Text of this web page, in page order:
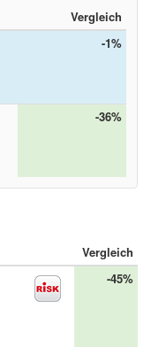
Vergleich
-1%
-36%
Vergleich
-45%